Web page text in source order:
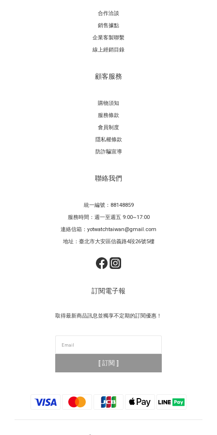
合作洽談
銷售據點
企業客製聯繫
線上經銷目錄
顧客服務
購物須知
服務條款
會員制度
隱私權條款
防詐騙宣導
聯絡我們
統一編號：88148859
服務時間：週一至週五 9:00~17:00
連絡信箱：yotwatchtaiwan@gmail.com
地址：臺北市大安區信義路4段26號5樓
訂閱電子報
取得最新商品訊息並獨享不定期的訂閱優惠！
⟦ 訂閱 ⟧